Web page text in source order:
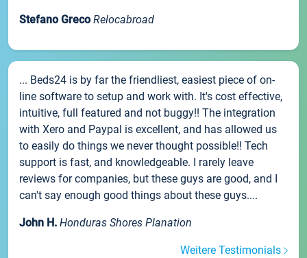
Stefano Greco Relocabroad
... Beds24 is by far the friendliest, easiest piece of on-
line software to setup and work with. It's cost effective,
intuitive, full featured and not buggy!! The integration
with Xero and Paypal is excellent, and has allowed us
to easily do things we never thought possible!! Tech
support is fast, and knowledgeable. I rarely leave
reviews for companies, but these guys are good, and I
can't say enough good things about these guys....
John H. Honduras Shores Planation
Weitere Testimonials